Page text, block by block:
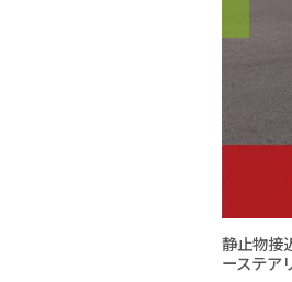
静止物接
ーステア